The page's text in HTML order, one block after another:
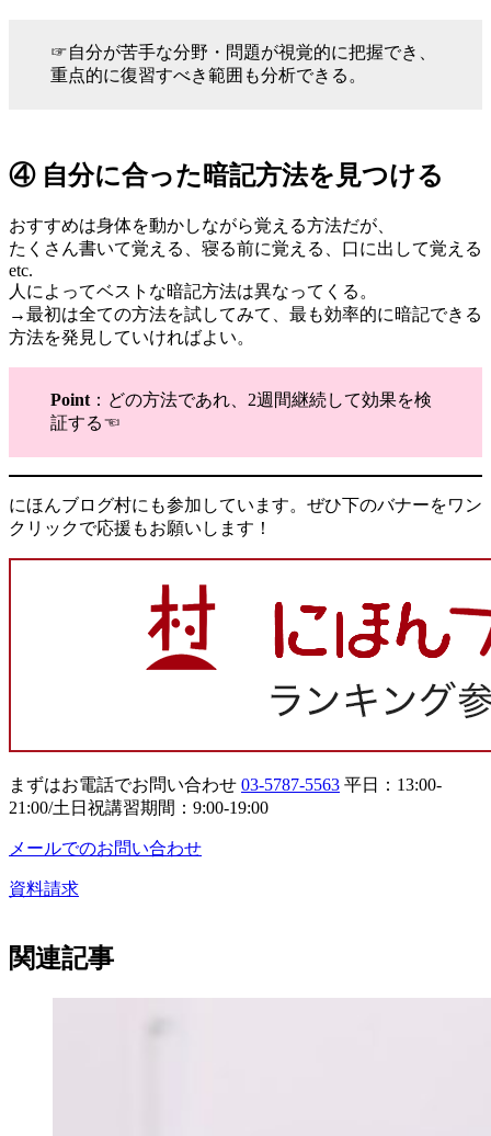
☞自分が苦手な分野・問題が視覚的に把握でき、
重点的に復習すべき範囲も分析できる。
④ 自分に合った暗記方法を見つける
おすすめは身体を動かしながら覚える方法だが、
たくさん書いて覚える、寝る前に覚える、口に出して覚える
etc.
人によってベストな暗記方法は異なってくる。
→最初は全ての方法を試してみて、最も効率的に暗記できる
方法を発見していければよい。
Point ：どの方法であれ、2週間継続して効果を検
証する☜
にほんブログ村にも参加しています。ぜひ下のバナーをワン
クリックで応援もお願いします！
まずはお電話でお問い合わせ 03-5787-5563 平日：13:00-
21:00/土日祝講習期間：9:00-19:00
メールでのお問い合わせ
資料請求
関連記事